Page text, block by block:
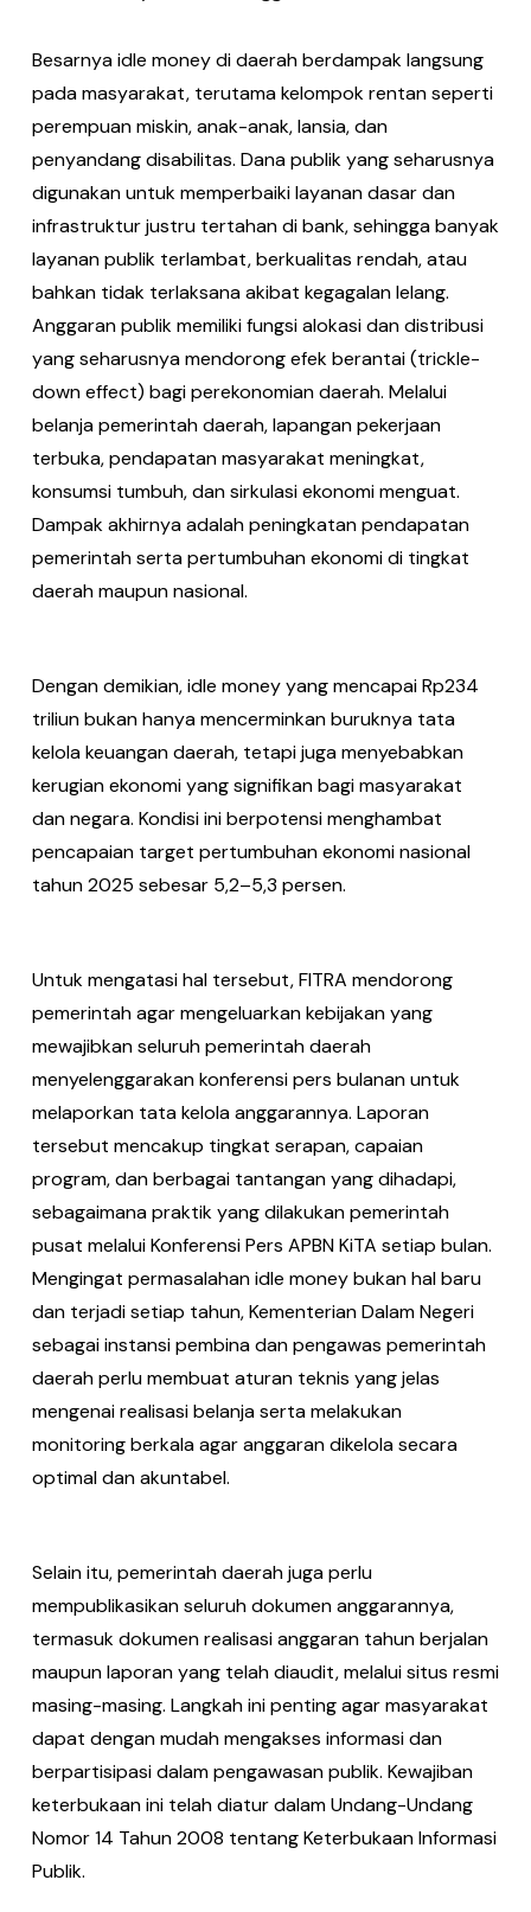
Besarnya idle money di daerah berdampak langsung
pada masyarakat, terutama kelompok rentan seperti
perempuan miskin, anak-anak, lansia, dan
penyandang disabilitas. Dana publik yang seharusnya
digunakan untuk memperbaiki layanan dasar dan
infrastruktur justru tertahan di bank, sehingga banyak
layanan publik terlambat, berkualitas rendah, atau
bahkan tidak terlaksana akibat kegagalan lelang.
Anggaran publik memiliki fungsi alokasi dan distribusi
yang seharusnya mendorong efek berantai (trickle-
down effect) bagi perekonomian daerah. Melalui
belanja pemerintah daerah, lapangan pekerjaan
terbuka, pendapatan masyarakat meningkat,
konsumsi tumbuh, dan sirkulasi ekonomi menguat.
Dampak akhirnya adalah peningkatan pendapatan
pemerintah serta pertumbuhan ekonomi di tingkat
daerah maupun nasional.
Dengan demikian, idle money yang mencapai Rp234
triliun bukan hanya mencerminkan buruknya tata
kelola keuangan daerah, tetapi juga menyebabkan
kerugian ekonomi yang signifikan bagi masyarakat
dan negara. Kondisi ini berpotensi menghambat
pencapaian target pertumbuhan ekonomi nasional
tahun 2025 sebesar 5,2–5,3 persen.
Untuk mengatasi hal tersebut, FITRA mendorong
pemerintah agar mengeluarkan kebijakan yang
mewajibkan seluruh pemerintah daerah
menyelenggarakan konferensi pers bulanan untuk
melaporkan tata kelola anggarannya. Laporan
tersebut mencakup tingkat serapan, capaian
program, dan berbagai tantangan yang dihadapi,
sebagaimana praktik yang dilakukan pemerintah
pusat melalui Konferensi Pers APBN KiTA setiap bulan.
Mengingat permasalahan idle money bukan hal baru
dan terjadi setiap tahun, Kementerian Dalam Negeri
sebagai instansi pembina dan pengawas pemerintah
daerah perlu membuat aturan teknis yang jelas
mengenai realisasi belanja serta melakukan
monitoring berkala agar anggaran dikelola secara
optimal dan akuntabel.
Selain itu, pemerintah daerah juga perlu
mempublikasikan seluruh dokumen anggarannya,
termasuk dokumen realisasi anggaran tahun berjalan
maupun laporan yang telah diaudit, melalui situs resmi
masing-masing. Langkah ini penting agar masyarakat
dapat dengan mudah mengakses informasi dan
berpartisipasi dalam pengawasan publik. Kewajiban
keterbukaan ini telah diatur dalam Undang-Undang
Nomor 14 Tahun 2008 tentang Keterbukaan Informasi
Publik.